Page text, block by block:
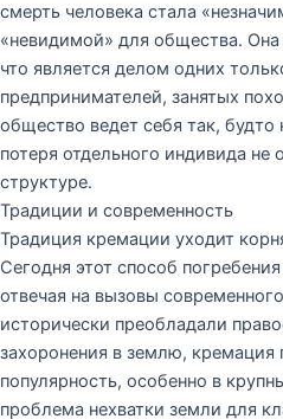
смерть человека стала
«невидимой» для общества.
что является делом одних
предпринимателей, занятых
общество ведет себя так, будто
потеря отдельного индивида не
структуре.
Традиции и современность
Традиция кремации уходит
Сегодня этот способ
отвечая на вызовы
исторически преобладали
захоронения в землю, кремация
популярность, особенно в
проблема нехватки земли для